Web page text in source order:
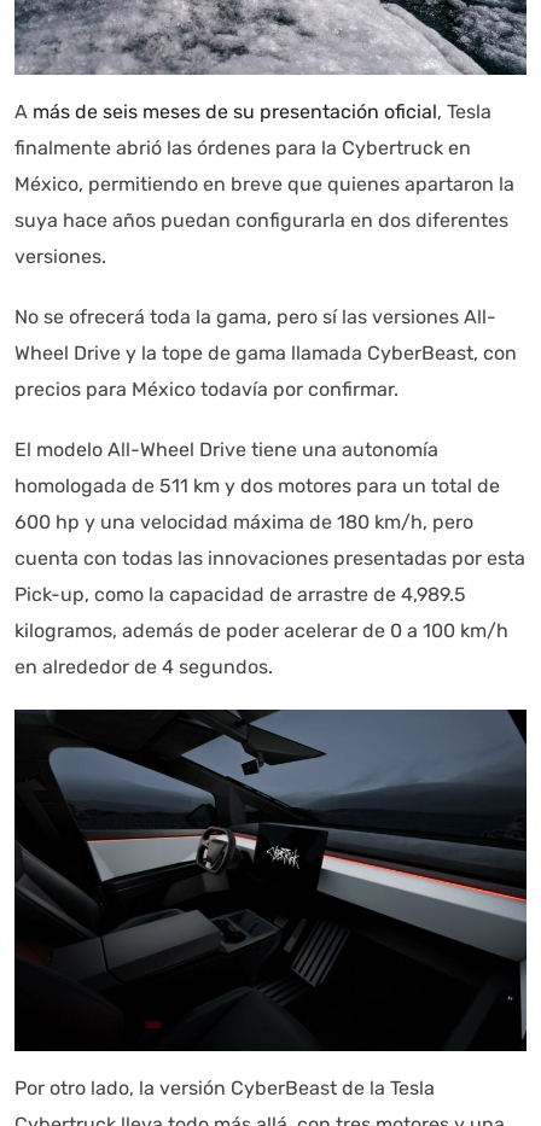
A más de seis meses de su presentación oficial, Tesla
finalmente abrió las órdenes para la Cybertruck en
México, permitiendo en breve que quienes apartaron la
suya hace años puedan configurarla en dos diferentes
versiones.
No se ofrecerá toda la gama, pero sí las versiones All-
Wheel Drive y la tope de gama llamada CyberBeast, con
precios para México todavía por confirmar.
El modelo All-Wheel Drive tiene una autonomía
homologada de 511 km y dos motores para un total de
600 hp y una velocidad máxima de 180 km/h, pero
cuenta con todas las innovaciones presentadas por esta
Pick-up, como la capacidad de arrastre de 4,989.5
kilogramos, además de poder acelerar de 0 a 100 km/h
en alrededor de 4 segundos.
Por otro lado, la versión CyberBeast de la Tesla
Autoanalítica IA Agente Inteligente
Estoy aquí para encontrar lo que necesitas. ¿Qué estás
información referencial que puede contener errores.
Asistente con IA en desarrollo. Autoanalítica optimiza